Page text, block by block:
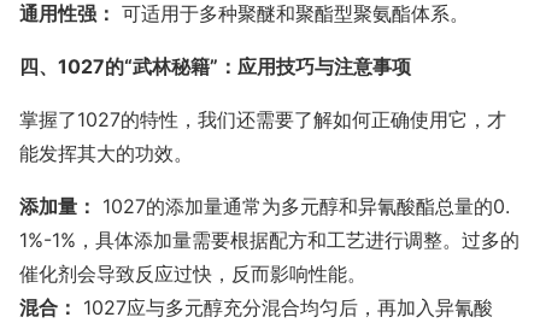
通用性强： 可适用于多种聚醚和聚酯型聚氨酯体系。
四、1027的“武林秘籍”：应用技巧与注意事项
掌握了1027的特性，我们还需要了解如何正确使用它，才
能发挥其大的功效。
添加量： 1027的添加量通常为多元醇和异氰酸酯总量的0.
1%-1%，具体添加量需要根据配方和工艺进行调整。过多的
催化剂会导致反应过快，反而影响性能。
混合： 1027应与多元醇充分混合均匀后，再加入异氰酸